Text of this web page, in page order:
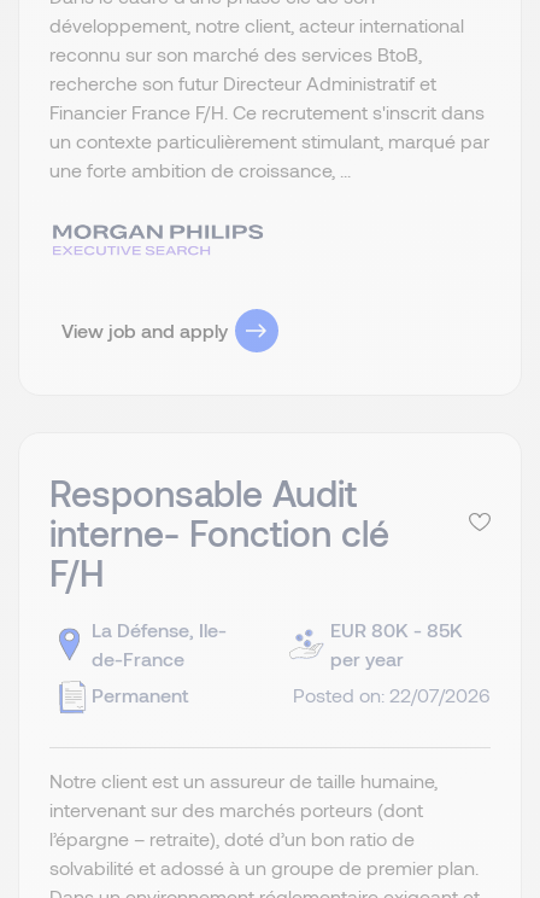
développement, notre client, acteur international
reconnu sur son marché des services BtoB,
recherche son futur Directeur Administratif et
Financier France F/H. Ce recrutement s'inscrit dans
un contexte particulièrement stimulant, marqué par
une forte ambition de croissance, ...
View job and apply
Responsable Audit
interne- Fonction clé
F/H
La Défense, Ile-
de-France
Permanent
EUR 80K - 85K
per year
Posted on: 22/07/2026
Notre client est un assureur de taille humaine,
intervenant sur des marchés porteurs (dont
l’épargne – retraite), doté d’un bon ratio de
solvabilité et adossé à un groupe de premier plan.